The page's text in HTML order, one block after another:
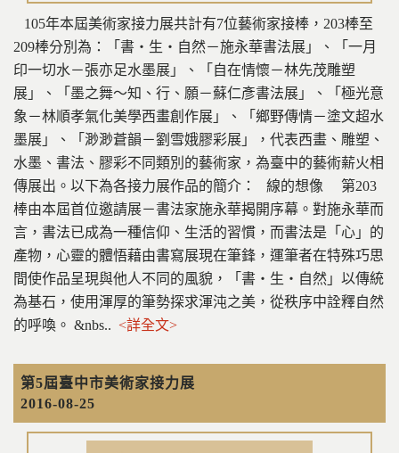
105年本屆美術家接力展共計有7位藝術家接棒，203棒至
209棒分別為：「書‧生‧自然－施永華書法展」、「一月
印一切水－張亦足水墨展」、「自在情懷－林先茂雕塑
展」、「墨之舞～知、行、願－蘇仁彥書法展」、「極光意
象－林順孝氣化美學西畫創作展」、「鄉野傳情－塗文超水
墨展」、「渺渺蒼韻－劉雪娥膠彩展」，代表西畫、雕塑、
水墨、書法、膠彩不同類別的藝術家，為臺中的藝術薪火相
傳展出。以下為各接力展作品的簡介： 線的想像 第203
棒由本屆首位邀請展－書法家施永華揭開序幕。對施永華而
言，書法已成為一種信仰、生活的習慣，而書法是「心」的
產物，心靈的體悟藉由書寫展現在筆鋒，運筆者在特殊巧思
間使作品呈現與他人不同的風貌，「書‧生‧自然」以傳統
為基石，使用渾厚的筆勢探求渾沌之美，從秩序中詮釋自然
的呼喚。 &nbs.. <詳全文>
第5屆臺中市美術家接力展
2016-08-25